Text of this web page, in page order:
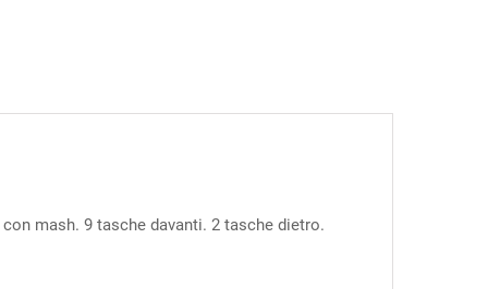
mash. 9 tasche davanti. 2 tasche dietro.